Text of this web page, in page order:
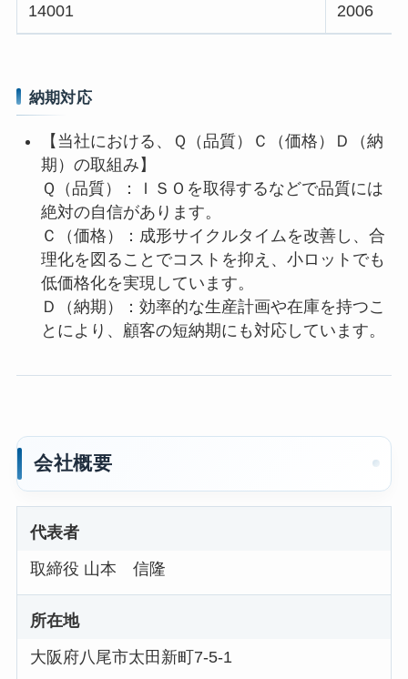
14001 2006
納期対応
【当社における、Ｑ（品質）Ｃ（価格）Ｄ（納
期）の取組み】
Ｑ（品質）：ＩＳＯを取得するなどで品質には
絶対の自信があります。
Ｃ（価格）：成形サイクルタイムを改善し、合
理化を図ることでコストを抑え、小ロットでも
低価格化を実現しています。
Ｄ（納期）：効率的な生産計画や在庫を持つこ
とにより、顧客の短納期にも対応しています。
会社概要
代表者
取締役 山本 信隆
所在地
大阪府八尾市太田新町7-5-1